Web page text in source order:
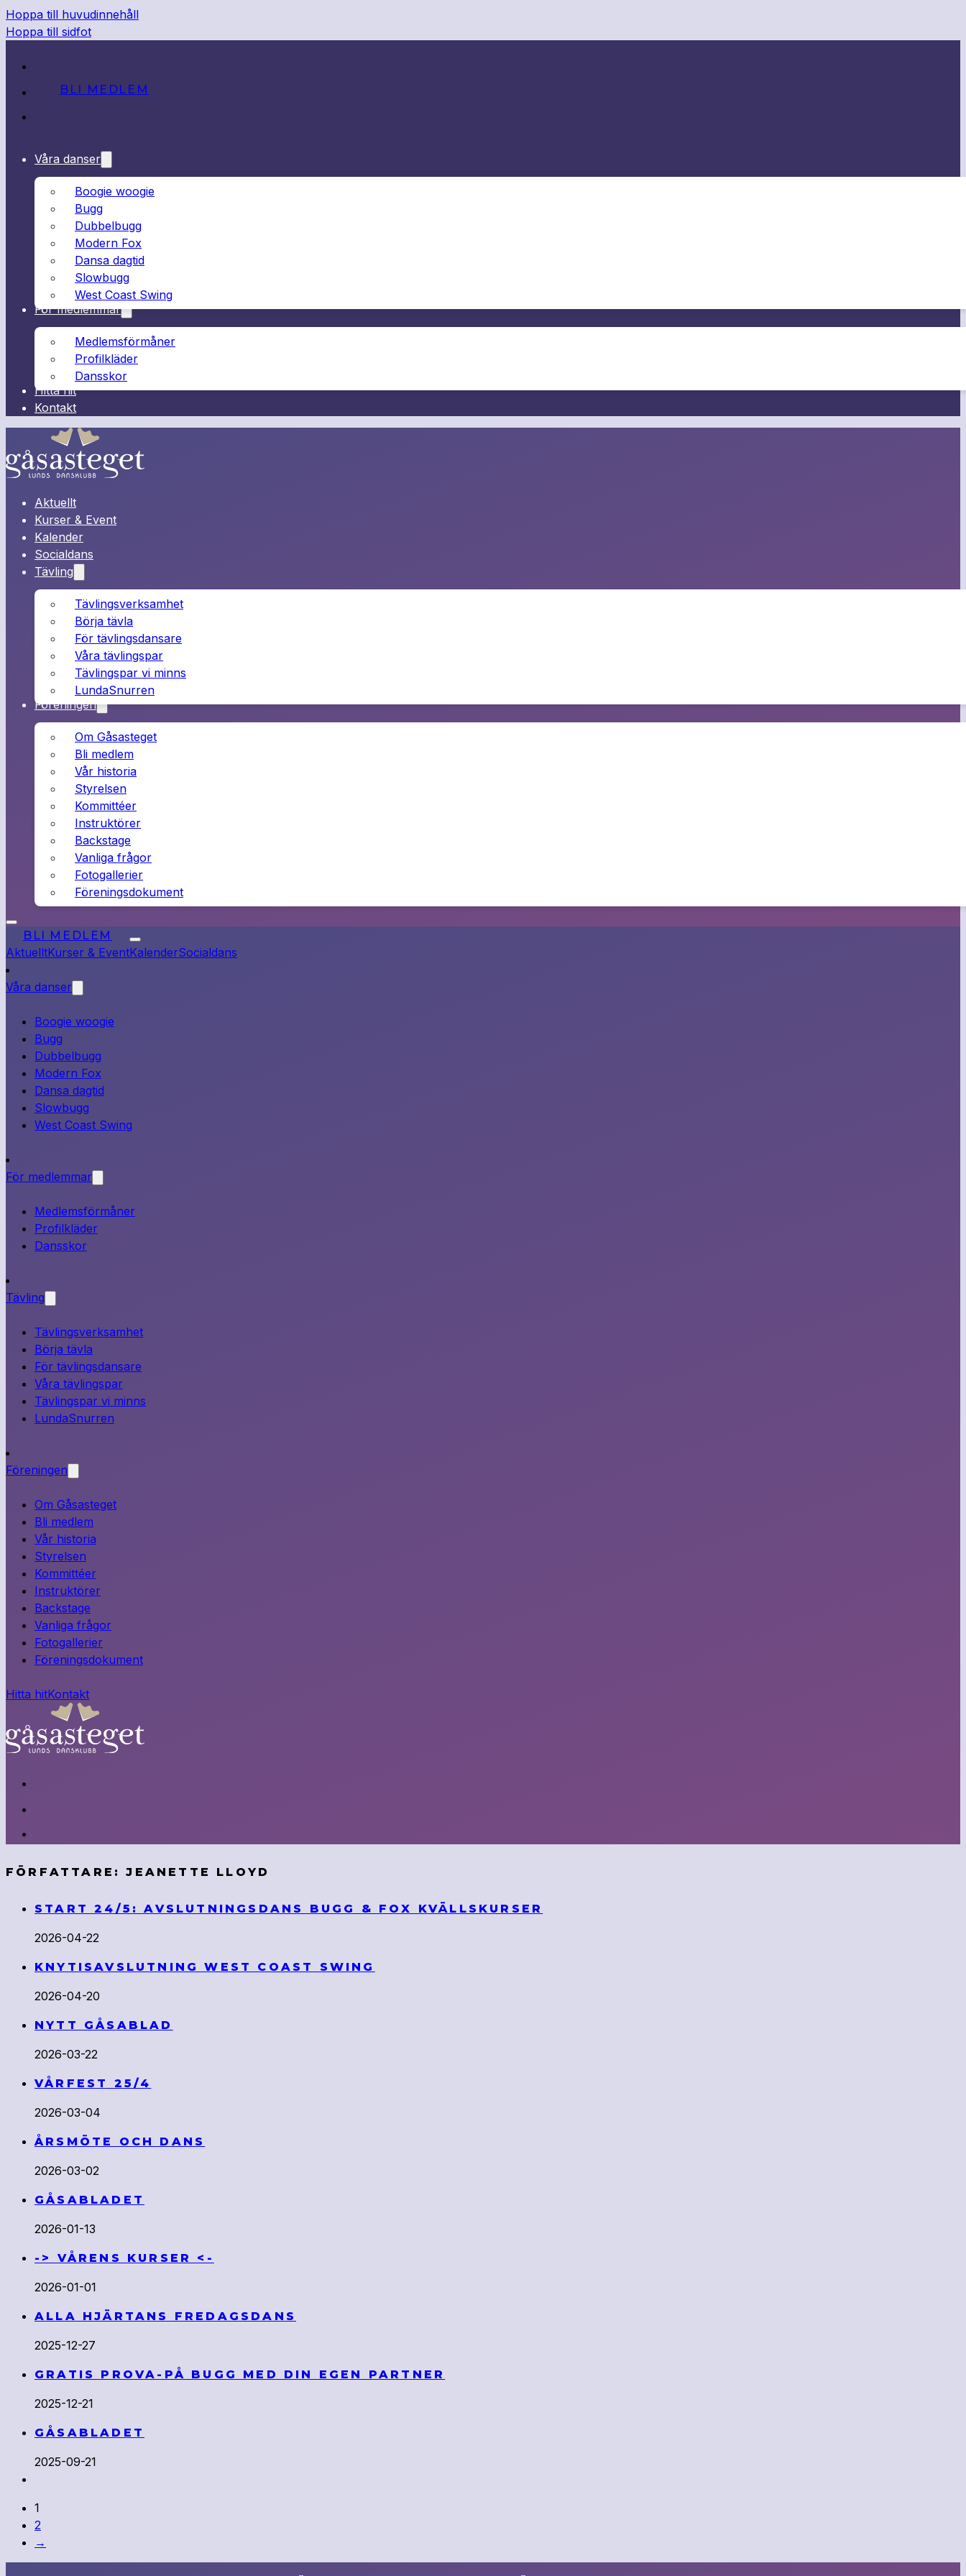
Hoppa till huvudinnehåll
Hoppa till sidfot
BLI MEDLEM
Våra danser
Boogie woogie
Bugg
Dubbelbugg
Modern Fox
Dansa dagtid
Slowbugg
West Coast Swing
För medlemmar
Medlemsförmåner
Profilkläder
Dansskor
Hitta hit
Kontakt
Aktuellt
Kurser & Event
Kalender
Socialdans
Tävling
Tävlingsverksamhet
Börja tävla
För tävlingsdansare
Våra tävlingspar
Tävlingspar vi minns
LundaSnurren
Föreningen
Om Gåsasteget
Bli medlem
Vår historia
Styrelsen
Kommittéer
Instruktörer
Backstage
Vanliga frågor
Fotogallerier
Föreningsdokument
BLI MEDLEM
AktuelltKurser & EventKalenderSocialdans
Våra danser
Boogie woogie
Bugg
Dubbelbugg
Modern Fox
Dansa dagtid
Slowbugg
West Coast Swing
För medlemmar
Medlemsförmåner
Profilkläder
Dansskor
Tävling
Tävlingsverksamhet
Börja tävla
För tävlingsdansare
Våra tävlingspar
Tävlingspar vi minns
LundaSnurren
Föreningen
Om Gåsasteget
Bli medlem
Vår historia
Styrelsen
Kommittéer
Instruktörer
Backstage
Vanliga frågor
Fotogallerier
Föreningsdokument
Hitta hitKontakt
FÖRFATTARE:JEANETTE LLOYD
START 24/5: AVSLUTNINGSDANS BUGG & FOX KVÄLLSKURSER
2026-04-22
KNYTISAVSLUTNING WEST COAST SWING
2026-04-20
NYTT GÅSABLAD
2026-03-22
VÅRFEST 25/4
2026-03-04
ÅRSMÖTE OCH DANS
2026-03-02
GÅSABLADET
2026-01-13
-> VÅRENS KURSER <-
2026-01-01
ALLA HJÄRTANS FREDAGSDANS
2025-12-27
GRATIS PROVA-PÅ BUGG MED DIN EGEN PARTNER
2025-12-21
GÅSABLADET
2025-09-21
1
2
→